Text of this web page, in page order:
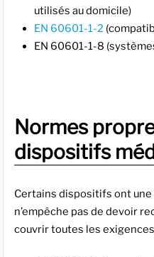
utilisés au domicile)
EN 60601-1-2
EN 60601-1-8
Normes
dispositifs
Certains dispositifs ont une
n’empêche pas de devoir
couvrir toutes les